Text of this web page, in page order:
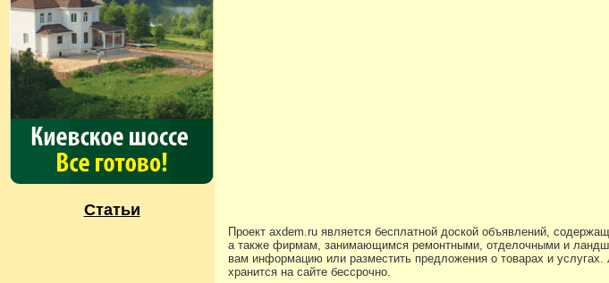
Статьи
Проект axdem.ru является бесплатной доской объявлений,
а также фирмам, занимающимся ремонтными, отделочными и
вам информацию или разместить предложения о товарах и
хранится на сайте бессрочно.